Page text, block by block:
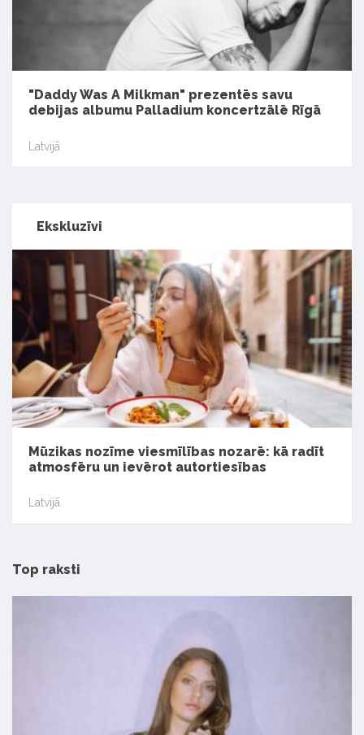
"Daddy Was A Milkman" prezentēs savu
debijas albumu Palladium koncertzālē Rīgā
Latvijā
Ekskluzīvi
Mūzikas nozīme viesmīlības nozarē: kā radīt
atmosfēru un ievērot autortiesības
Latvijā
Top raksti